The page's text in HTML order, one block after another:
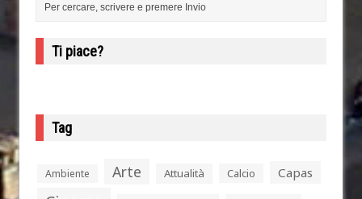
Ti piace?
Tag
Ambiente Arte Attualità Calcio Capas